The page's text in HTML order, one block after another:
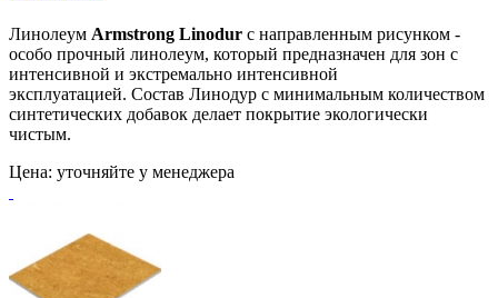
Линолеум Armstrong Linodur с направленным рисунком -
особо прочный линолеум, который предназначен для зон с
интенсивной и экстремально интенсивной
эксплуатацией. Состав Линодур с минимальным количеством
синтетических добавок делает покрытие экологически
чистым.
Цена: уточняйте у менеджера